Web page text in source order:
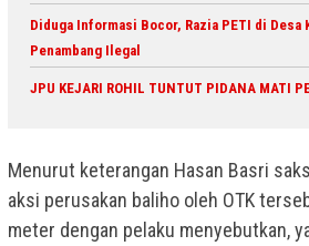
Diduga Informasi Bocor, Razia PETI di Desa
Penambang Ilegal
JPU KEJARI ROHIL TUNTUT PIDANA MATI
Menurut keterangan Hasan Basri
aksi perusakan baliho oleh OTK
meter dengan pelaku menyebutkan,